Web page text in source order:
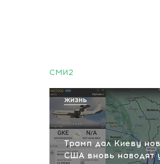
СМИ2
Трамп дал Киеву
США вновь наводят
ЖИЗНЬ